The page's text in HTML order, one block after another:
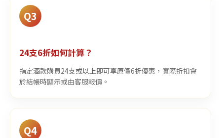
Q3
24支6折如何計算？
指定酒款購買24支或以上即可享原價6折優惠，實際折扣會
於結帳時顯示或由客服報價。
Q4